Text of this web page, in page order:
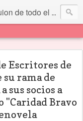
el mundo... Y más.
Escritores de
rama de
sus socios a
Bravo